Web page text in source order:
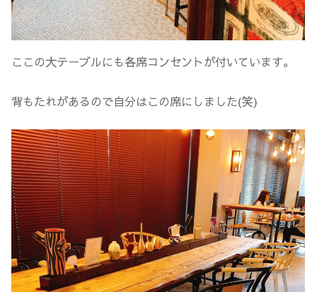
ここの大テーブルにも各席コンセントが付いています。
背もたれがあるので自分はこの席にしました(笑)